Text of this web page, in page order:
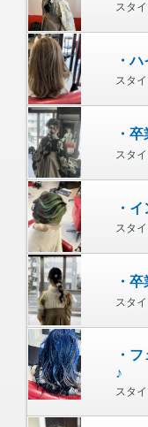
スタ
・
スタ
・
スタ
・
スタ
・
スタ
・
♪
スタ